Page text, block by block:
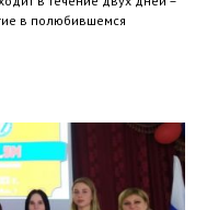
в полюбившемся